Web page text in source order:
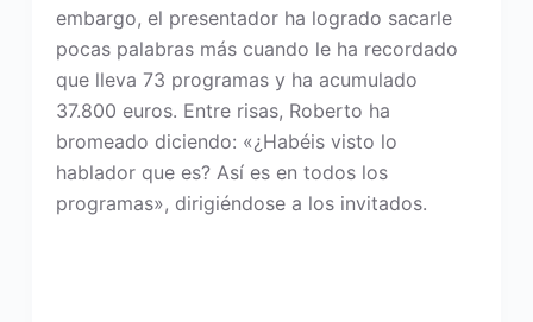
embargo, el presentador ha logrado sacarle
pocas palabras más cuando le ha recordado
que lleva 73 programas y ha acumulado
37.800 euros. Entre risas, Roberto ha
bromeado diciendo: «¿Habéis visto lo
hablador que es? Así es en todos los
programas», dirigiéndose a los invitados.